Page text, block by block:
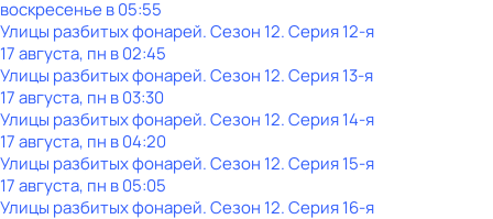
воскресенье в05:55
Улицы разбитых фонарей. Сезон 12. Серия 12-я
17 августа, пн в 02:45
Улицы разбитых фонарей. Сезон 12. Серия 13-я
17 августа, пн в 03:30
Улицы разбитых фонарей. Сезон 12. Серия 14-я
17 августа, пн в 04:20
Улицы разбитых фонарей. Сезон 12. Серия 15-я
17 августа, пн в 05:05
Улицы разбитых фонарей. Сезон 12. Серия 16-я